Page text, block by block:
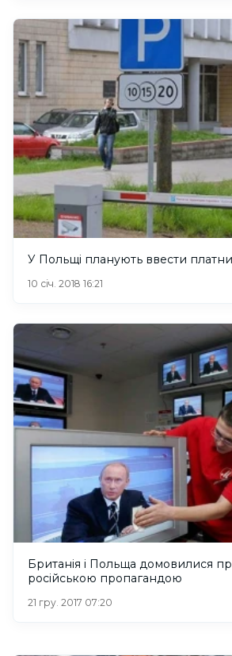
У Польщі планують ввести
10 січ. 2018 16:21
Британія і Польща домовилися
російською пропагандою
21 гру. 2017 07:20